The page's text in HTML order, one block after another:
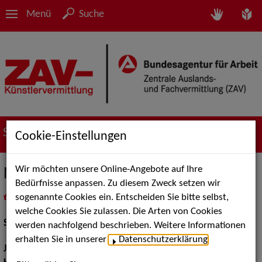
Menü Suche
Suche nach Künstler*innen
Nicole Paul
als PDF speichern
inMeine Merklistelegen
Schauspiel:Bühne, Film und TV
Jahrgang:
Cookie-Einstellungen
Wir möchten unsere Online-Angebote auf Ihre
Bedürfnisse anpassen. Zu diesem Zweck setzen wir
sogenannte Cookies ein. Entscheiden Sie bitte selbst,
welche Cookies Sie zulassen. Die Arten von Cookies
werden nachfolgend beschrieben. Weitere Informationen
erhalten Sie in unserer
Datenschutzerklärung